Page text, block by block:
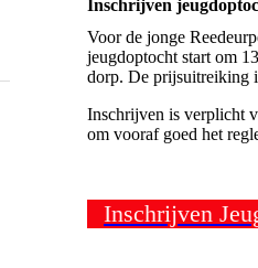
Inschrijven
Voor de jonge
jeugdoptocht start om
dorp. De prijsuitreiking
Inschrijven is verplicht
om vooraf goed het
Inschrijven